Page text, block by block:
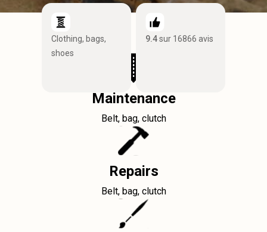
Clothing, bags,
shoes
9.4sur 16866 avis
Maintenance
Belt, bag, clutch
Repairs
Belt, bag, clutch